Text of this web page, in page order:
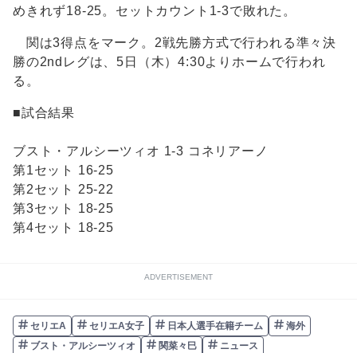
めきれず18-25。セットカウント1-3で敗れた。
関は3得点をマーク。2戦先勝方式で行われる準々決
勝の2ndレグは、5日（木）4:30よりホームで行われ
る。
■試合結果
ブスト・アルシーツィオ 1-3 コネリアーノ
第1セット 16-25
第2セット 25-22
第3セット 18-25
第4セット 18-25
ADVERTISEMENT
セリエA セリエA女子 日本人選手在籍チーム
海外
ブスト・アルシーツィオ
関菜々巳 ニュース